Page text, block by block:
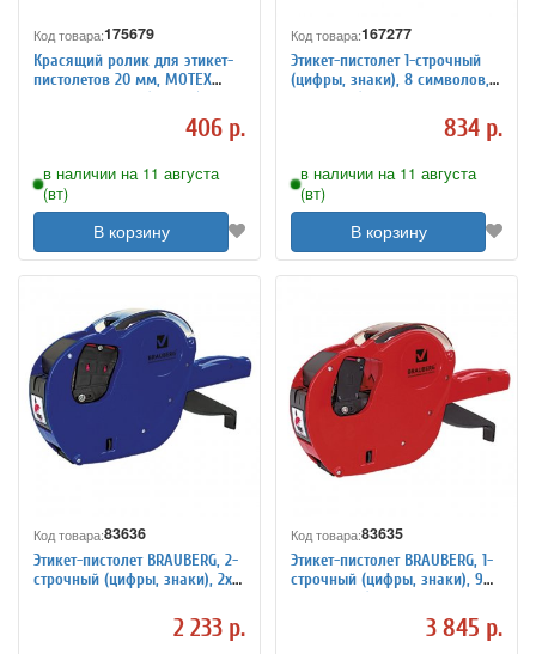
Код товара:175679
Красящий ролик для этикет-
пистолетов 20 мм, MOTEX
МХ-5500PLUS S (290343),
406 р.
в наличии на 11 августа
(вт)
В корзину
Код товара:167277
Этикет-пистолет 1-строчный
(цифры, знаки), 8 символов,
21х12 мм, (этикетка 123568-
834 р.
в наличии на 11 августа
(вт)
В корзину
Код товара:83636
Этикет-пистолет BRAUBERG, 2-
строчный (цифры, знаки), 2х10
2 233 р.
Код товара:83635
Этикет-пистолет BRAUBERG, 1-
строчный (цифры, знаки), 9
символов (этикетка 123576-
3 845 р.